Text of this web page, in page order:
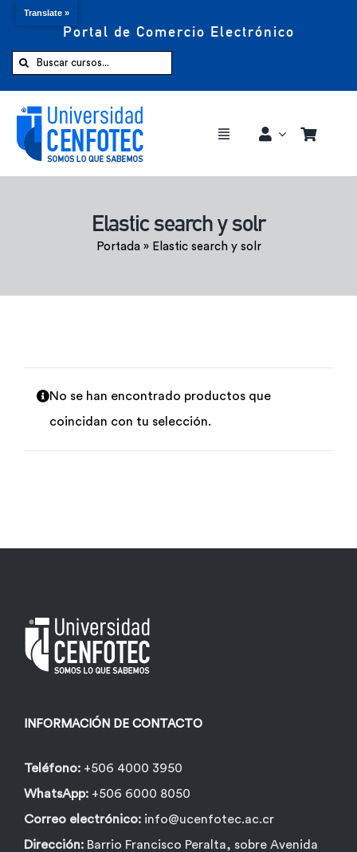
Portal de Comercio Electrónico
Buscar:
Toggle
Comprar ahora
Elastic search y solr
Portada» Elastic search y solr
No se han encontrado productos que
coincidan con tu selección.
INFORMACIÓN DE CONTACTO
Teléfono: +506 4000 3950
WhatsApp: +506 6000 8050
Correo electrónico: info@ucenfotec.ac.cr
Dirección: Barrio Francisco Peralta, sobre Avenida
Translate »